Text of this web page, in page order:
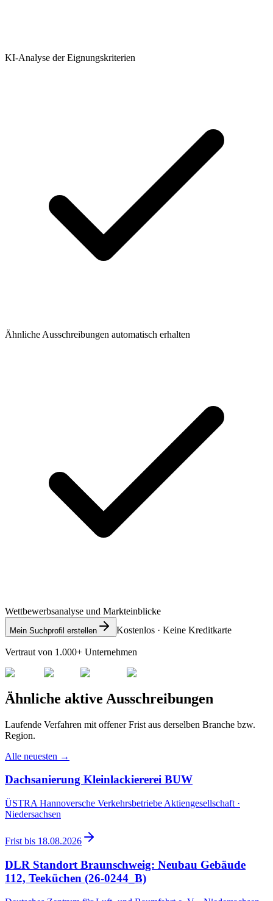
KI-Analyse der Eignungskriterien
Ähnliche Ausschreibungen automatisch erhalten
Wettbewerbsanalyse und Markteinblicke
Mein Suchprofil erstellen Kostenlos · Keine Kreditkarte
Vertraut von 1.000+ Unternehmen
Ähnliche aktive Ausschreibungen
Laufende Verfahren mit offener Frist aus derselben Branche bzw.
Region.
Alle neuesten →
Dachsanierung Kleinlackiererei BUW
ÜSTRA Hannoversche Verkehrsbetriebe Aktiengesellschaft ·
Niedersachsen
Frist bis 18.08.2026
DLR Standort Braunschweig: Neubau Gebäude
112, Teeküchen (26-0244_B)